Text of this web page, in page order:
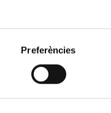
Preferències